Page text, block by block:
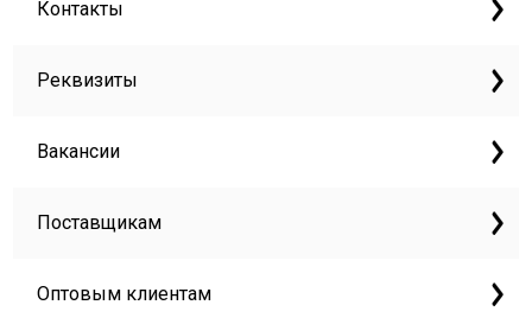
Контакты
Реквизиты
Вакансии
Поставщикам
Оптовым клиентам